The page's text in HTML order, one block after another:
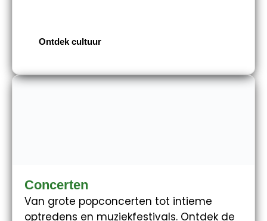
Ontdek cultuur
Concerten
Van grote popconcerten tot intieme
optredens en muziekfestivals. Ontdek de